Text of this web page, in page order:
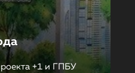
+1 и ГПБУ